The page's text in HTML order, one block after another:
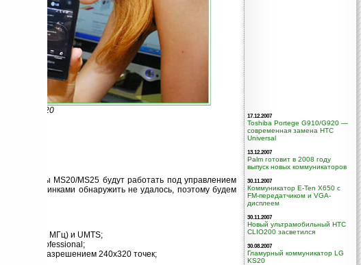
LG KS20
MS20/MS25 будут работать под управлением
новинками обнаружить не удалось, поэтому будем
1800/1900 МГц) и UMTS;
6.1 Professional;
дюйма и разрешением 240х320 точек;
17.12.2007
Toshiba Portege G910/G920 —
современная замена HTC
Universal
13.12.2007
Palm готовит в 2008 году
выпуск новых коммуникаторов
30.11.2007
Коммуникатор E-Ten X650 с
FM-передатчиком и VGA-
дисплеем
30.11.2007
Новый ультрамобильный HTC
CLIO200 засветился
30.08.2007
Гламурный коммуникатор LG
KS20